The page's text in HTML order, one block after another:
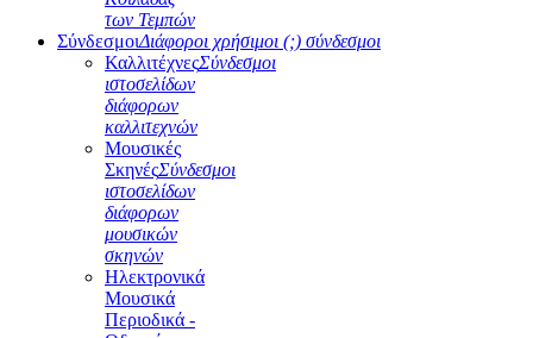
των Τεμπών
ΣύνδεσμοιΔιάφοροι χρήσιμοι (;) σύνδεσμοι
ΚαλλιτέχνεςΣύνδεσμοι
ιστοσελίδων
διάφορων
καλλιτεχνών
Μουσικές
ΣκηνέςΣύνδεσμοι
ιστοσελίδων
διάφορων
μουσικών
σκηνών
Ηλεκτρονικά
Μουσικά
Περιοδικά -